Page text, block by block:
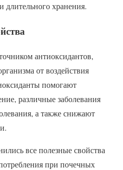
длительного хранения.
антиоксидантов,
от воздействия
помогают
различные заболевания
а также снижают
все полезные свойства
при почечных